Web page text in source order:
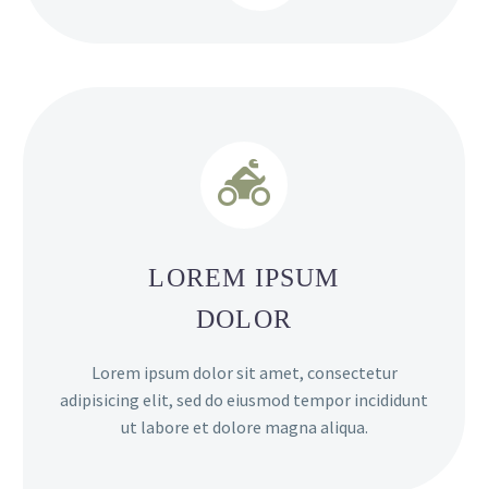


LOREM IPSUM
DOLOR
Lorem ipsum dolor sit amet, consectetur
adipisicing elit, sed do eiusmod tempor incididunt
ut labore et dolore magna aliqua.